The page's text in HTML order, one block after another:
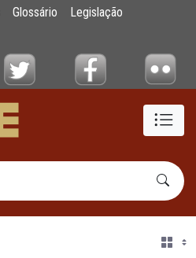
Glossário
Legislação